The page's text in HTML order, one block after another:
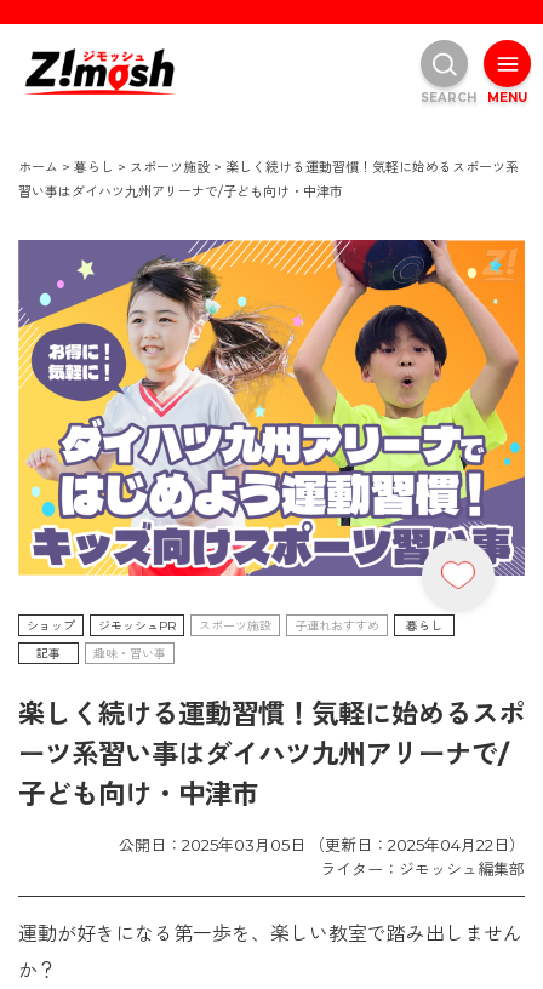
ホーム > 暮らし > スポーツ施設 > 楽しく続ける運動習慣！気軽に始めるスポーツ系
習い事はダイハツ九州アリーナで/子ども向け・中津市
ショップ ジモッシュPR スポーツ施設 子連れおすすめ
暮らし
記事
趣味・習い事
楽しく続ける運動習慣！気軽に始めるスポ
ーツ系習い事はダイハツ九州アリーナで/
子ども向け・中津市
公開日：2025年03月05日 （更新日：2025年04月22日）
ライター：ジモッシュ編集部
運動が好きになる第一歩を、楽しい教室で踏み出しません
か？
MENU
SEARCH